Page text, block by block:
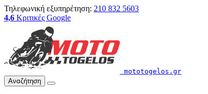
Τηλεφωνική εξυπηρέτηση: 210 832 5603
4,6 Κριτικές Google
mototogelos.gr
Αναζήτηση